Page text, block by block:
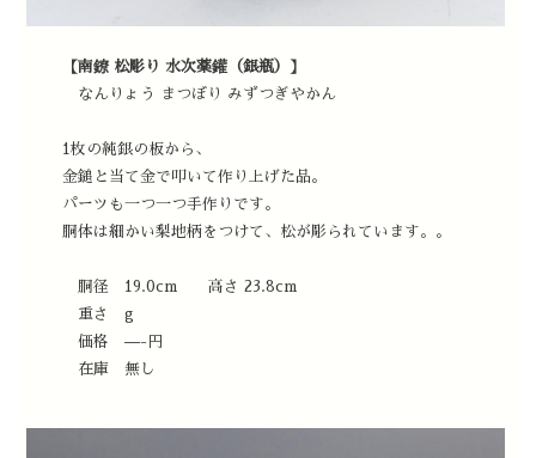
【南鐐 松彫り 水次薬鑵（銀瓶）】
なんりょう まつぼり みずつぎやかん
1枚の純銀の板から、
金鎚と当て金で叩いて作り上げた品。
パーツも一つ一つ手作りです。
胴体は細かい梨地柄をつけて、松が彫られています。。
胴径 19.0cm 高さ 23.8cm
重さ g
価格 —-円
在庫 無し